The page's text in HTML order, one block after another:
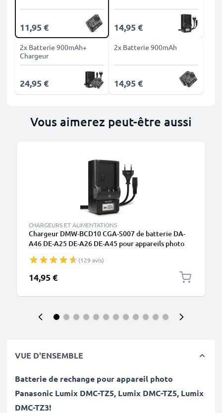
11,95 € 14,95 €
2x Batterie 900mAh+
Chargeur
24,95 €
2x Batterie 900mAh
14,95 €
Vous aimerez peut-être aussi
CHARGEURS ET ALIMENTATIONS
Chargeur DMW-BCD10 CGA-S007 de batterie DA-
A46 DE-A25 DE-A26 DE-A45 pour appareils photo
de CELLONIC
(129 avis)
14,95 €
VUE D'ENSEMBLE
Batterie de rechange pour appareil photo
Panasonic Lumix DMC-TZ5, Lumix DMC-TZ5, Lumix
DMC-TZ3!